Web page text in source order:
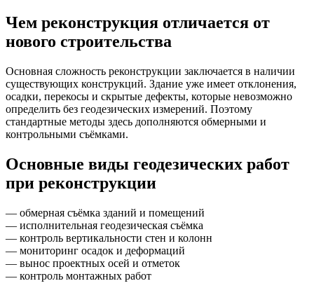
Чем реконструкция отличается от
нового строительства
Основная сложность реконструкции заключается в наличии
существующих конструкций. Здание уже имеет отклонения,
осадки, перекосы и скрытые дефекты, которые невозможно
определить без геодезических измерений. Поэтому
стандартные методы здесь дополняются обмерными и
контрольными съёмками.
Основные виды геодезических работ
при реконструкции
— обмерная съёмка зданий и помещений
— исполнительная геодезическая съёмка
— контроль вертикальности стен и колонн
— мониторинг осадок и деформаций
— вынос проектных осей и отметок
— контроль монтажных работ